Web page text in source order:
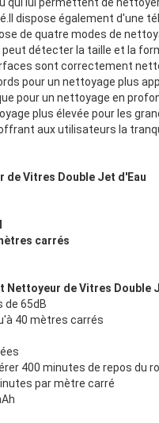
qui lui permettent de
dispose également d'une
de quatre modes de
détecter la taille et la
sont correctement
pour un nettoyage plus
pour un nettoyage en
plus élevée pour les
aux utilisateurs la
de Vitres Double Jet d'Eau
carrés
Nettoyeur de Vitres Double
de 65dB
40 mètres carrés
400 minutes de repos du
par mètre carré